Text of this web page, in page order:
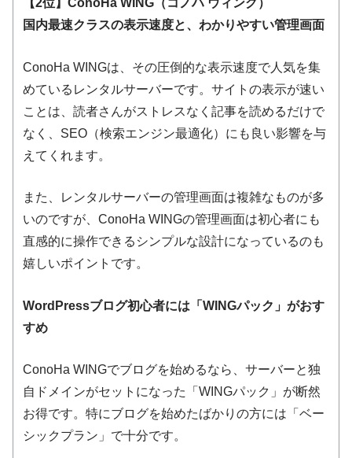
【2位】ConoHa WING（コノハ ウィング）
国内最速クラスの表示速度と、わかりやすい管理画面
ConoHa WINGは、その圧倒的な表示速度で人気を集
めているレンタルサーバーです。サイトの表示が速い
ことは、読者さんがストレスなく記事を読めるだけで
なく、SEO（検索エンジン最適化）にも良い影響を与
えてくれます。
また、レンタルサーバーの管理画面は複雑なものが多
いのですが、ConoHa WINGの管理画面は初心者にも
直感的に操作できるシンプルな設計になっているのも
嬉しいポイントです。
WordPressブログ初心者には「WINGパック」がおす
すめ
ConoHa WINGでブログを始めるなら、サーバーと独
自ドメインがセットになった「WINGパック」が断然
お得です。特にブログを始めたばかりの方には「ベー
シックプラン」で十分です。